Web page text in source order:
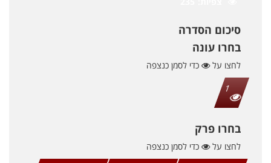
סיכום הסדרה
בחרו עונה
לחצו על
כדי לסמן כנצפה
1
בחרו פרק
לחצו על
כדי לסמן כנצפה